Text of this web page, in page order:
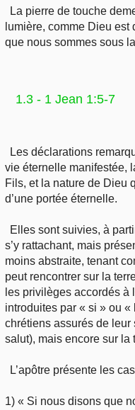
La pierre de touche
lumière, comme Dieu
que nous sommes sous
1.3 - 1 Jean 1:5-7
Les déclarations
vie éternelle manifestée,
Fils, et la nature de Dieu
d’une portée éternelle.
Elles sont suivies, à
s’y rattachant, mais
moins abstraite, tenant
peut rencontrer sur la
les privilèges accordés à
introduites par « si » ou
chrétiens assurés de leur
salut), mais encore sur la
L’apôtre présente les
1) « Si nous disons que